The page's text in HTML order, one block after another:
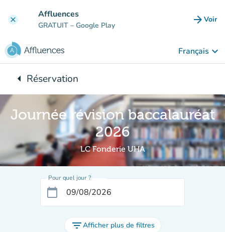
clear Affluences
GRATUIT – Google Play arrow_forward Voir
Français keyboard_arrow_down
arrow_leftRetour à :
Réservation
Journée révision baccalauréat
2026
LC Fonderie UHA
Pour quel jour ?
calendar_today
filter_listAfficher plus de filtres